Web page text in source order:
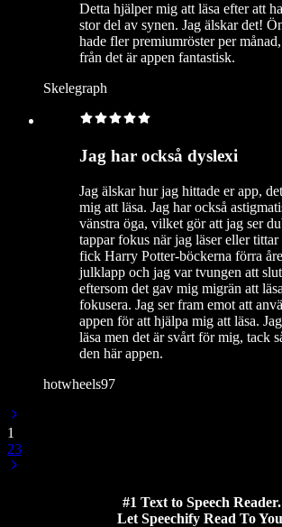
Detta hjälper mig att läsa efter att
stor del av synen. Jag älskar det!
hade fler premiumröster per
från det är appen fantastisk.
Skelegraph
Jag har också dyslexi
Jag älskar hur jag hittade er app,
mig att läsa. Jag har också
vänstra öga, vilket gör att jag ser
tappar fokus när jag läser eller tittar
fick Harry Potter-böckerna förra
julklapp och jag var tvungen att
eftersom det gav mig migrän att
fokusera. Jag ser fram emot att
appen för att hjälpa mig att läsa.
läsa men det är svårt för mig, tack
den här appen.
hotwheels97
1
23
#1 Text to Speech Reader.
Let Speechify Read To